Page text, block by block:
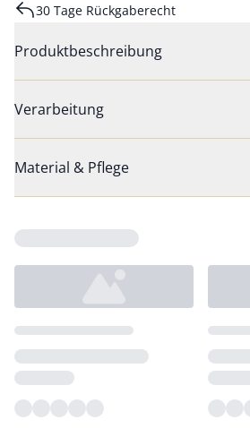
30 Tage Rückgaberecht
Produktbeschreibung
Verarbeitung
Material & Pflege